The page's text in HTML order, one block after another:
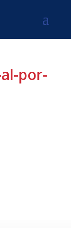
por-